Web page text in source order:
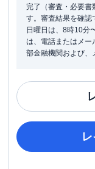
完了（審査・必要書
す。審査結果を確
日曜日は、8時10分
は、電話またはメー
部金融機関および、